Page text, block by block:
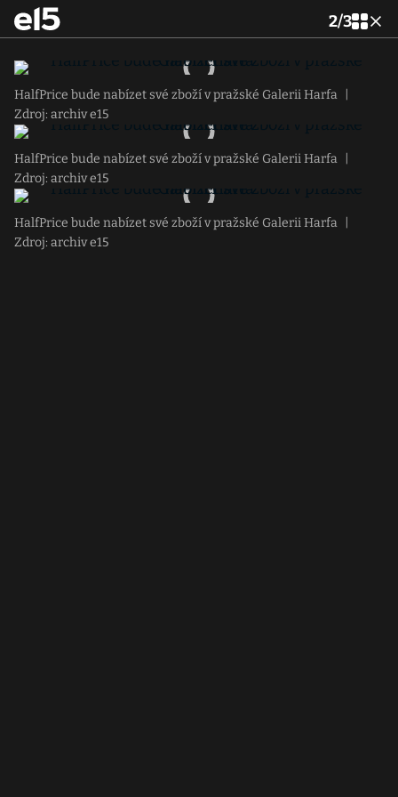
2/3
HalfPrice bude nabízet své zboží v pražské Galerii Harfa
Zdroj: archiv e15
HalfPrice bude nabízet své zboží v pražské Galerii Harfa
Zdroj: archiv e15
HalfPrice bude nabízet své zboží v pražské Galerii Harfa
Zdroj: archiv e15